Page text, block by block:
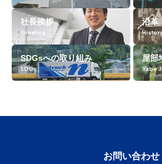
社長挨拶
Greeting
沿革
History
SDGsへの取り組み
SDGs
屋部
Yabe
お問い合わせ